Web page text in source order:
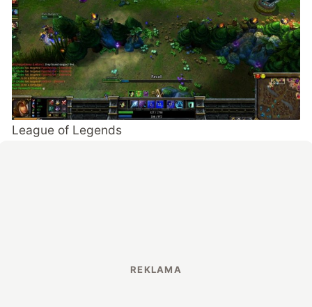
League of Legends